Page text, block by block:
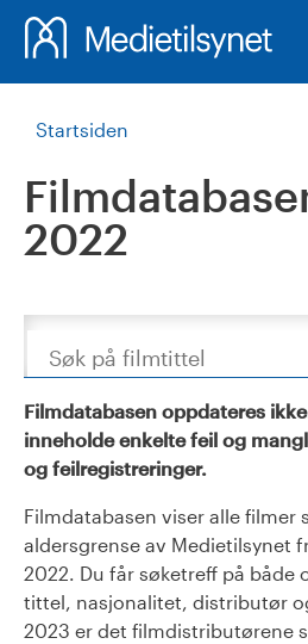
Startsiden
2022
Søk
Filmdatabasen oppdateres
inneholde enkelte feil og
og feilregistreringer.
Filmdatabasen viser alle filmer
aldersgrense av Medietilsynet
2022. Du får søketreff på både
tittel, nasjonalitet, distributør
2023 er det filmdistributørene